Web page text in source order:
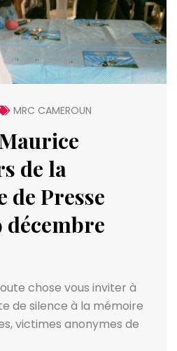
MRC CAMEROUN
de la
de Presse
décembre
chose vous inviter à
de silence à la mémoire
victimes anonymes de